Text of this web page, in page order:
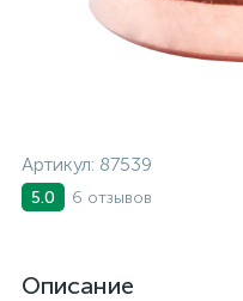
Артикул: 87539
5.0 6 отзывов
Описание